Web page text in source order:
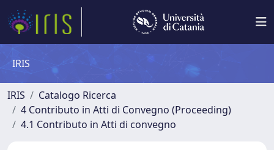
IRIS
IRIS
Catalogo Ricerca
4 Contributo in Atti di Convegno (Proceeding)
4.1 Contributo in Atti di convegno